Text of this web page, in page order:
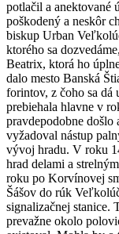
potlačil a anektované
poškodený a neskôr
biskup Urban
ktorého sa
Beatrix, ktorá ho
dalo mesto Banská
forintov, z čoho sa dá
prebiehala hlavne v
pravdepodobne došlo
vyžadoval nástup
vývoj hradu. V roku
hrad delami a
roku po Korvínovej
Šášov do rúk
signalizačnej stanice.
prevažne okolo